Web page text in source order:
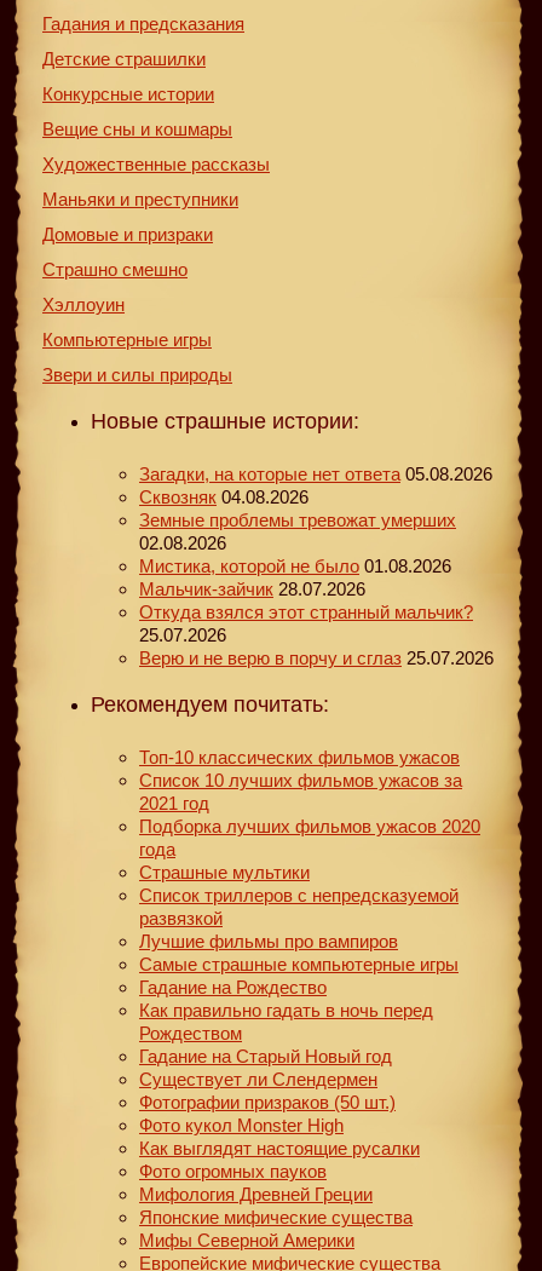
Гадания и предсказания
Детские страшилки
Конкурсные истории
Вещие сны и кошмары
Художественные рассказы
Маньяки и преступники
Домовые и призраки
Страшно смешно
Хэллоуин
Компьютерные игры
Звери и силы природы
Новые страшные истории:
Загадки, на которые нет ответа 05.08.2026
Сквозняк 04.08.2026
Земные проблемы тревожат умерших
02.08.2026
Мистика, которой не было 01.08.2026
Мальчик-зайчик 28.07.2026
Откуда взялся этот странный мальчик?
25.07.2026
Верю и не верю в порчу и сглаз 25.07.2026
Рекомендуем почитать:
Топ-10 классических фильмов ужасов
Список 10 лучших фильмов ужасов за
2021 год
Подборка лучших фильмов ужасов 2020
года
Страшные мультики
Список триллеров с непредсказуемой
развязкой
Лучшие фильмы про вампиров
Самые страшные компьютерные игры
Гадание на Рождество
Как правильно гадать в ночь перед
Рождеством
Гадание на Старый Новый год
Существует ли Слендермен
Фотографии призраков (50 шт.)
Фото кукол Monster High
Как выглядят настоящие русалки
Фото огромных пауков
Мифология Древней Греции
Японские мифические существа
Мифы Северной Америки
Европейские мифические существа